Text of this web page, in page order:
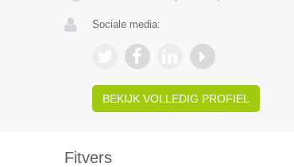
Sociale media:
BEKIJK VOLLEDIG PROFIEL
Fitvers